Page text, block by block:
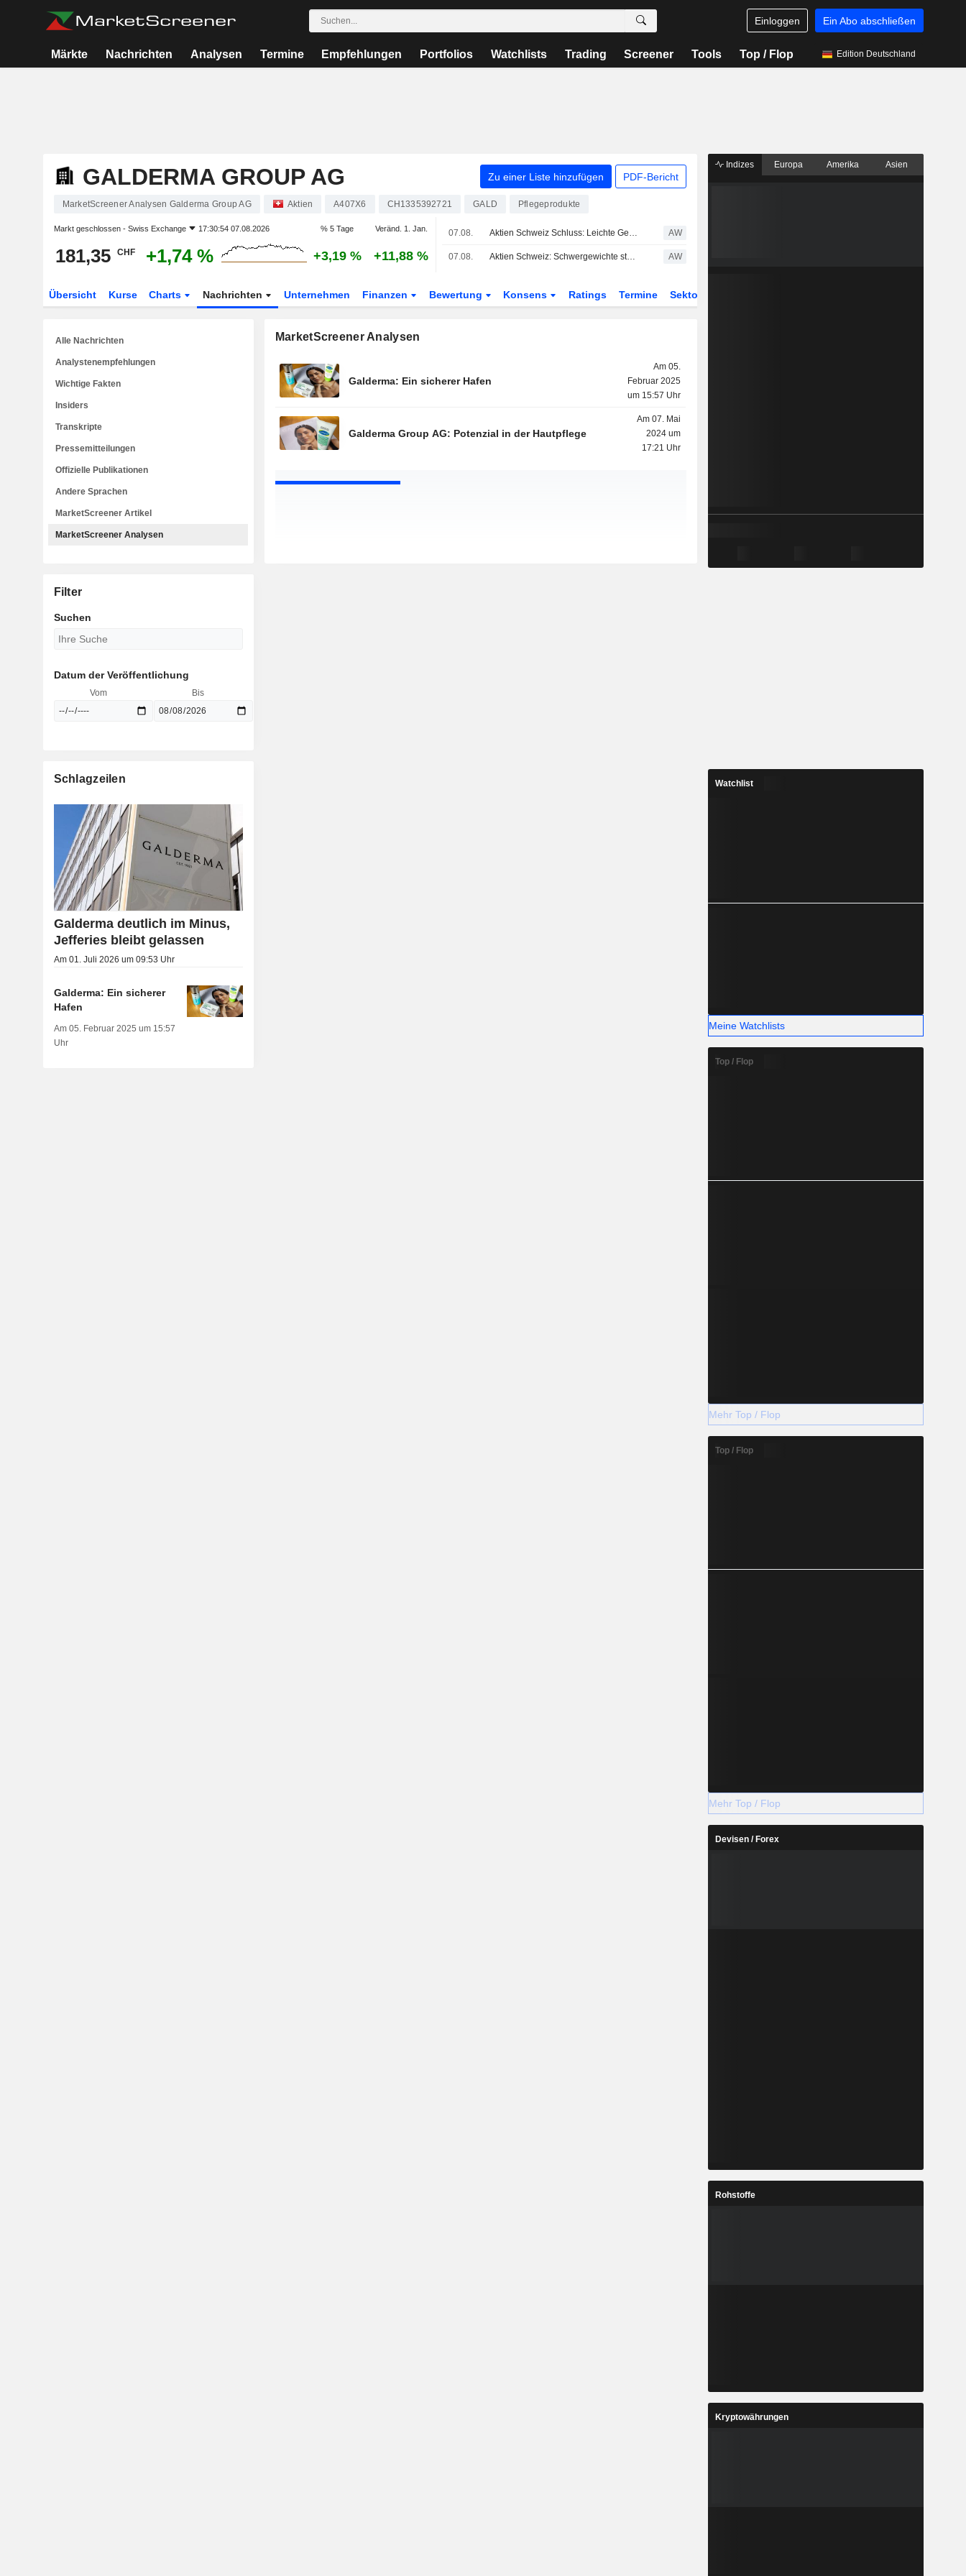
Einloggen Ein Abo abschließen
Märkte Nachrichten Analysen Termine Empfehlungen Portfolios Watchlists Trading Screener Tools Top / Flop Edition Deutschland
GALDERMA GROUP AG Zu einer Liste hinzufügen PDF-Bericht
MarketScreener Analysen Galderma Group AG Aktien A407X6 CH1335392721 GALD Pflegeprodukte
Markt geschlossen - Swiss Exchange 17:30:54 07.08.2026 % 5 Tage Veränd. 1. Jan.
181,35 CHF +1,74 % +3,19 % +11,88 %
07.08. Aktien Schweiz Schluss: Leichte Gewinne im SMI vor Wochenende - Amrize schwach AW
07.08. Aktien Schweiz: Schwergewichte stützen SMI zum Wochenschluss AW
Übersicht Kurse Charts Nachrichten Unternehmen Finanzen Bewertung Konsens Ratings Termine Sektor
MarketScreener Analysen
Galderma: Ein sicherer Hafen
Am 05.
Februar 2025
um 15:57 Uhr
Galderma Group AG: Potenzial in der Hautpflege
Am 07. Mai
2024 um
17:21 Uhr
Alle Nachrichten
Analystenempfehlungen
Wichtige Fakten
Insiders
Transkripte
Pressemitteilungen
Offizielle Publikationen
Andere Sprachen
MarketScreener Artikel
MarketScreener Analysen
Filter
Suchen
Datum der Veröffentlichung
Vom Bis
Schlagzeilen
Galderma deutlich im Minus,
Jefferies bleibt gelassen
Am 01. Juli 2026 um 09:53 Uhr
Galderma: Ein sicherer
Hafen
Am 05. Februar 2025 um 15:57
Uhr
Indizes Europa Amerika Asien
Watchlist
Meine Watchlists
Top / Flop
Mehr Top / Flop
Top / Flop
Mehr Top / Flop
Devisen / Forex
Rohstoffe
Kryptowährungen